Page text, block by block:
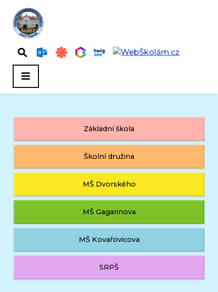
Základní škola
Školní družina
MŠ Dvorského
MŠ Gagarinova
MŠ Kovařovicova
SRPŠ